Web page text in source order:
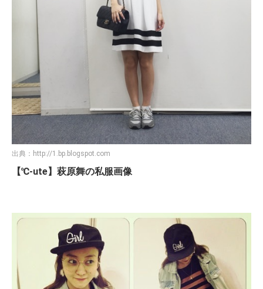
出典： http://1.bp.blogspot.com
【℃-ute】萩原舞の私服画像